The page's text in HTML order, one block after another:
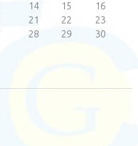
14 15
16
21 22
23
28 29
30